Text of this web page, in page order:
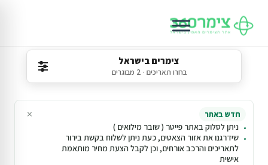
צימרים בישראל
בחרו תאריכים · 2 מבוגרים
חדש באתר
ניתן לסלוק באתר פייטר ( שובר מילואים )
שידרגנו את אזור הצאטים, כעת ניתן לשלוח בקשת בירור
לתאריכים והרכב אורחים, וכן לקבל הצעת מחיר מותאמת
אישית
×